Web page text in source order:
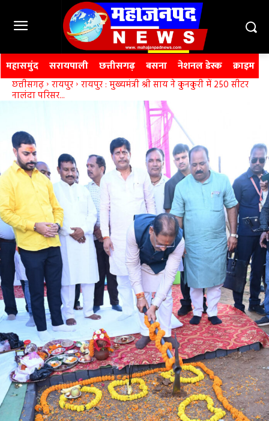
महासमुंद सरायपाली छत्तीसगढ़ बसना नेशनल डेस्क क्राइम
छत्तीसगढ़ रायपुर रायपुर : मुख्यमंत्री श्री साय ने कुनकुरी में 250 सीटर
नालंदा परिसर...